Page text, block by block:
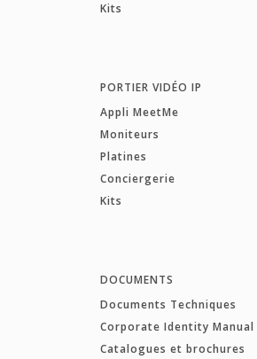
Kits
PORTIER VIDÉO IP
Appli MeetMe
Moniteurs
Platines
Conciergerie
Kits
DOCUMENTS
Documents Techniques
Corporate Identity Manual
Catalogues et brochures